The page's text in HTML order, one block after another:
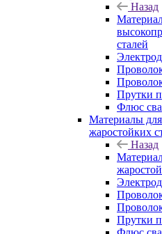
Назад
сталей
Прутки
Флюс
Материалы
жаростойких
Назад
Прутки